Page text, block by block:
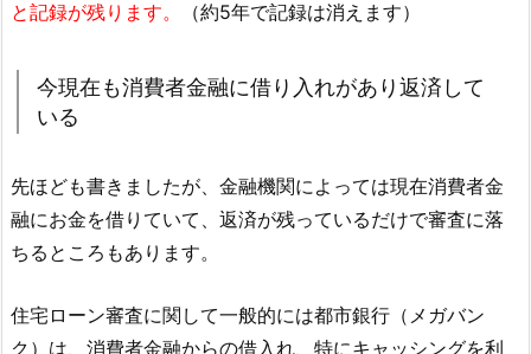
と記録が残ります。
（約5年で記録は消えます）
今現在も消費者金融に借り入れがあり返済して
いる
先ほども書きましたが、金融機関によっては現在消費者金
融にお金を借りていて、返済が残っているだけで審査に落
ちるところもあります。
住宅ローン審査に関して一般的には都市銀行（メガバン
ク）は、消費者金融からの借入れ、特にキャッシングを利